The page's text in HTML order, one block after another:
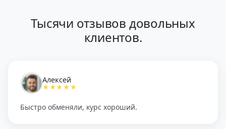
Тысячи отзывов довольных
клиентов.
Алексей
★★★★★
Быстро обменяли, курс хороший.